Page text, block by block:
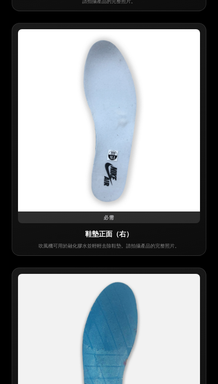
請拍攝產品的完整照片。
必需
鞋墊正面（右）
吹風機可用於融化膠水並輕輕去除鞋墊。請拍攝產品的完整照片。